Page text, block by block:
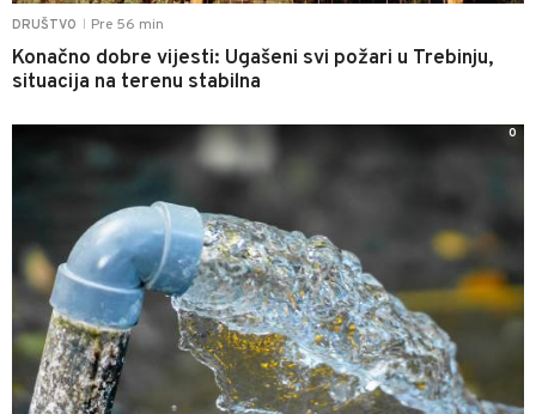
DRUŠTVO Pre 56 min
Konačno dobre vijesti: Ugašeni svi požari u Trebinju,
situacija na terenu stabilna
0